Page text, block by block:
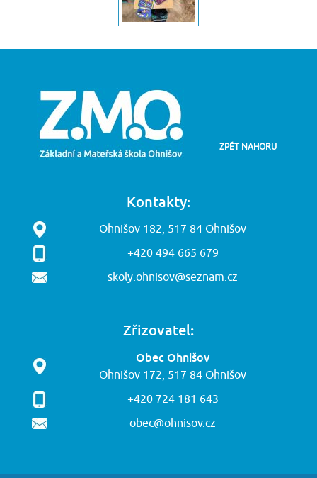
Kontakty:
Ohnišov 182, 517 84 Ohnišov
+420 494 665 679
skoly.ohnisov@seznam.cz
Zřizovatel:
Obec Ohnišov
Ohnišov 172, 517 84 Ohnišov
+420 724 181 643
obec@ohnisov.cz
ZPĚT NAHORU